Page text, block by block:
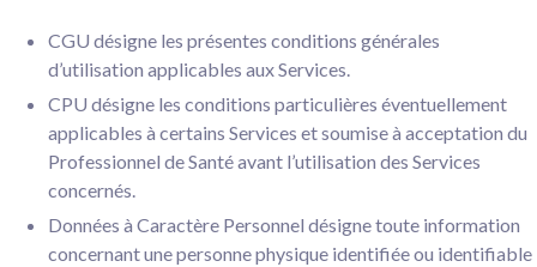
CGU désigne les présentes conditions générales
d’utilisation applicables aux Services.
CPU désigne les conditions particulières éventuellement
applicables à certains Services et soumise à acceptation du
Professionnel de Santé avant l’utilisation des Services
concernés.
Données à Caractère Personnel désigne toute information
concernant une personne physique identifiée ou identifiable